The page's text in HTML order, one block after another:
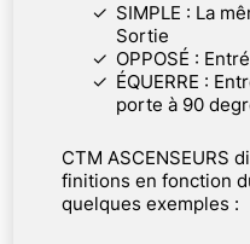
SIMPLE : La même porte fait Entrée et
Sortie
OPPOSÉ :
ÉQUERRE : Entrée la cabine et Sortie sur
porte à 90
CTM ASCENSEURS
finitions en fonction
quelques exemples :